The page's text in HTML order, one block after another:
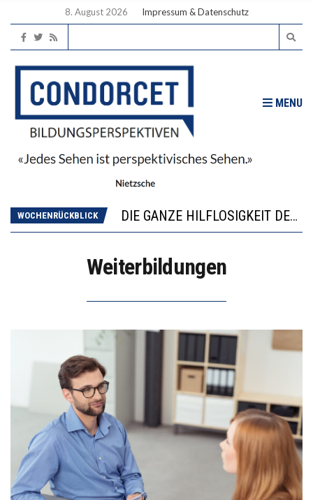
8. August 2026 Impressum & Datenschutz
MENU
WOCHENRÜCKBLICK
DIE GANZE HILFLOSIGKEIT DES BILDUNGSBÜRGERTUMS
WORAUS WÄCHST, WAS KINDER TRÄGT
Weiterbildungen